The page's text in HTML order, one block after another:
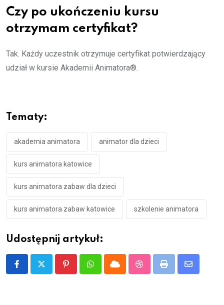
Czy po ukończeniu kursu
otrzymam certyfikat?
Tak. Każdy uczestnik otrzymuje certyfikat potwierdzający
udział w kursie Akademii Animatora®.
Tematy:
akademia animatora animator dla dzieci
kurs animatora katowice
kurs animatora zabaw dla dzieci
kurs animatora zabaw katowice szkolenie animatora
Udostępnij artykuł:
PinterestWhatsappCloud StumbleUpon
Print
Share